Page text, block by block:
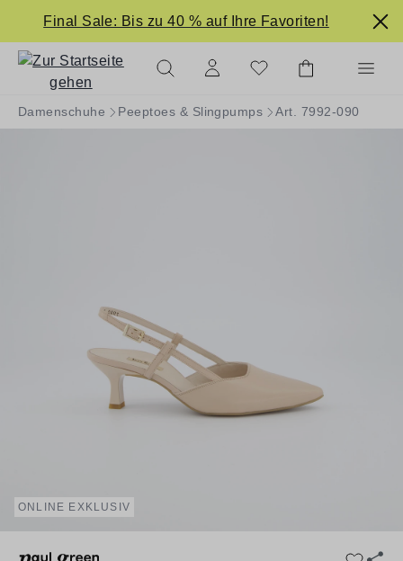
springen
Final Sale: Bis zu 40 % auf Ihre Favoriten!
Damenschuhe Peeptoes & Slingpumps Art. 7992-090
ONLINE EXKLUSIV